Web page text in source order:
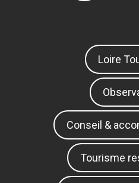
Loire
Conseil &
Tourisme